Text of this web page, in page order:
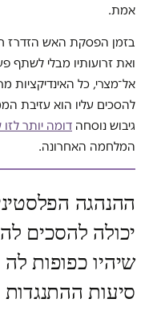
אמת.
בזמן הפסקת האש הזדרז
ואת זרועותיו מבלי לשתף
אל־מצרי, כל האינדיקציות
להסכים עליו הוא עזיבת
גיבוש נוסחה דומה יותר
המלחמה האחרונה.
ההנהגה
יכולה להסכים
שיהיו כפופות
סיעות ההתנגדות